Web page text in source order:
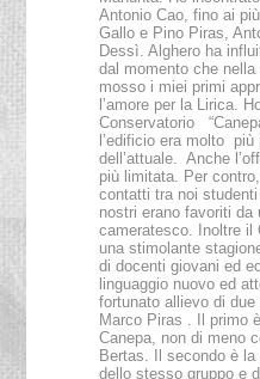
Antonio Cao, fino ai
Gallo e Pino Piras,
Dessì. Alghero ha
dal momento che
mosso i miei primi
l’amore per la Lirica.
Conservatorio
l’edificio era molto
dell’attuale. Anche
più limitata. Per
contatti tra noi
nostri erano favoriti da
cameratesco. Inoltre il
una stimolante
di docenti giovani ed
linguaggio nuovo ed
fortunato allievo di
Marco Piras . Il primo
Canepa, non di meno
Bertas. Il secondo è la
dello stesso gruppo e